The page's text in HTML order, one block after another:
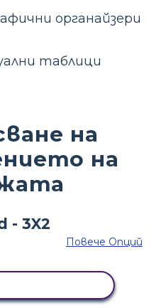
органайзери
таблици
на
на
Повече Опций